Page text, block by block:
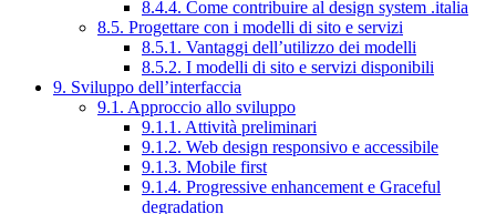
8.4.4. Come contribuire al design system .italia
8.5. Progettare con i modelli di sito e servizi
8.5.1. Vantaggi dell’utilizzo dei modelli
8.5.2. I modelli di sito e servizi disponibili
9. Sviluppo dell’interfaccia
9.1. Approccio allo sviluppo
9.1.1. Attività preliminari
9.1.2. Web design responsivo e accessibile
9.1.3. Mobile first
9.1.4. Progressive enhancement e Graceful
degradation